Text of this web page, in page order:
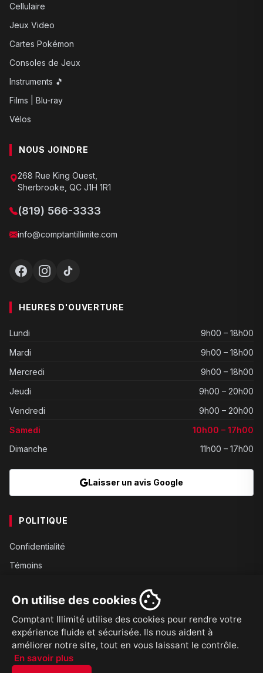
On utilise des cookies
Comptant Illimité utilise des cookies pour rendre votre
expérience fluide et sécurisée. Ils nous aident à
améliorer notre site, tout en vous laissant le contrôle.
En savoir plus
Cellulaire
Jeux Video
Cartes Pokémon
Consoles de Jeux
Instruments 🎵
Films | Blu-ray
Vélos
NOUS JOINDRE
268 Rue King Ouest,
Sherbrooke, QC J1H 1R1
(819) 566-3333
info@comptantillimite.com
HEURES D'OUVERTURE
Lundi
9h00 – 18h00
Mardi
9h00 – 18h00
Mercredi
9h00 – 18h00
Jeudi
9h00 – 20h00
Vendredi
9h00 – 20h00
Samedi
10h00 – 17h00
Dimanche
11h00 – 17h00
Laisser un avis Google
POLITIQUE
Confidentialité
Témoins
Conditions
Expédition
Retours